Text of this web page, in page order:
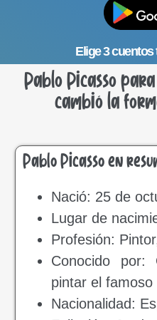
Elige 3
Pablo Picasso
cambió la
Pablo Picasso en
Nació: 25 de
Lugar de
Profesión:
Conocido
pintar el famoso
Nacionalidad: